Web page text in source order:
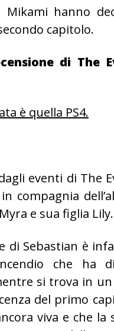
hanno
capitolo.
di The
è quella PS4.
eventi di The
compagnia
e sua figlia Lily.
di Sebastian è
che ha
si trova in
del primo
viva e che